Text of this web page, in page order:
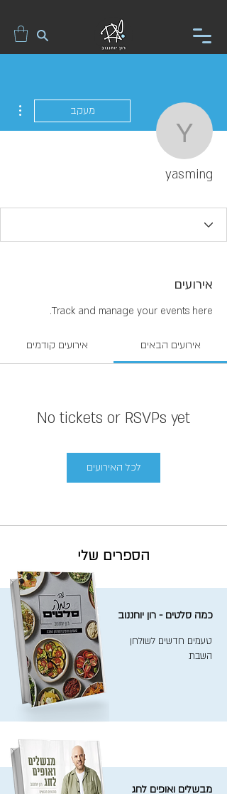
yasming
מעקב
yasming
אירועים
Track and manage your events here.
אירועים הבאים אירועים קודמים
No tickets or RSVPs yet
לכל האירועים
הספרים שלי
כמה סלטים - רון יוחננוב
טעמים חדשים לשולחן
השבת
מבשלים ואופים לחג